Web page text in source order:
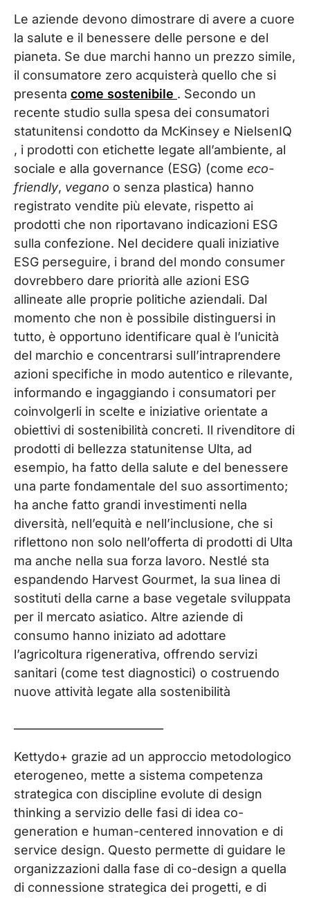
Le aziende devono dimostrare di avere a cuore
la salute e il benessere delle persone e del
pianeta. Se due marchi hanno un prezzo simile,
il consumatore zero acquisterà quello che si
presenta come sostenibile . Secondo un
recente studio sulla spesa dei consumatori
statunitensi condotto da McKinsey e NielsenIQ
, i prodotti con etichette legate all’ambiente, al
sociale e alla governance (ESG) (come eco-
friendly, vegano o senza plastica) hanno
registrato vendite più elevate, rispetto ai
prodotti che non riportavano indicazioni ESG
sulla confezione. Nel decidere quali iniziative
ESG perseguire, i brand del mondo consumer
dovrebbero dare priorità alle azioni ESG
allineate alle proprie politiche aziendali. Dal
momento che non è possibile distinguersi in
tutto, è opportuno identificare qual è l’unicità
del marchio e concentrarsi sull’intraprendere
azioni specifiche in modo autentico e rilevante,
informando e ingaggiando i consumatori per
coinvolgerli in scelte e iniziative orientate a
obiettivi di sostenibilità concreti. Il rivenditore di
prodotti di bellezza statunitense Ulta, ad
esempio, ha fatto della salute e del benessere
una parte fondamentale del suo assortimento;
ha anche fatto grandi investimenti nella
diversità, nell’equità e nell’inclusione, che si
riflettono non solo nell’offerta di prodotti di Ulta
ma anche nella sua forza lavoro. Nestlé sta
espandendo Harvest Gourmet, la sua linea di
sostituti della carne a base vegetale sviluppata
per il mercato asiatico. Altre aziende di
consumo hanno iniziato ad adottare
l’agricoltura rigenerativa, offrendo servizi
sanitari (come test diagnostici) o costruendo
nuove attività legate alla sostenibilità
Kettydo+ grazie ad un approccio metodologico
eterogeneo, mette a sistema competenza
strategica con discipline evolute di design
thinking a servizio delle fasi di idea co-
generation e human-centered innovation e di
service design. Questo permette di guidare le
organizzazioni dalla fase di co-design a quella
di connessione strategica dei progetti, e di